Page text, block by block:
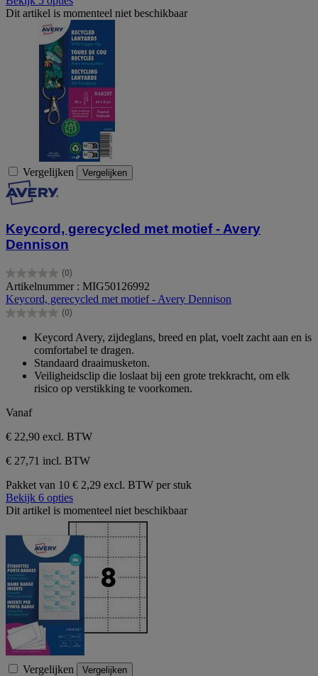
Dit artikel is momenteel niet beschikbaar
Vergelijken Vergelijken
Keycord, gerecycled met motief - Avery
Dennison
(0)
0.0
van
de
5
Artikelnummer : MIG50126992
Keycord, gerecycled met motief - Avery Dennison
(0)
0.0
sterren.
Keycord Avery, zijdeglans, breed en plat, voelt zacht aan en is
comfortabel te dragen.
Standaard draaimusketon.
Veiligheidsclip die loslaat bij een grote trekkracht, om elk
risico op verstikking te voorkomen.
Vanaf
€ 22,90 excl. BTW
€ 27,71 incl. BTW
Pakket van 10 € 2,29 excl. BTW per stuk
Bekijk 6 opties
Dit artikel is momenteel niet beschikbaar
Vergelijken Vergelijken